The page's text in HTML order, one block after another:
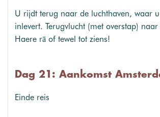
U rijdt terug naar de luchthaven, waar
inlevert. Terugvlucht (met overstap)
Haere rā of tewel tot ziens!
Dag 21: Aankomst
Einde reis